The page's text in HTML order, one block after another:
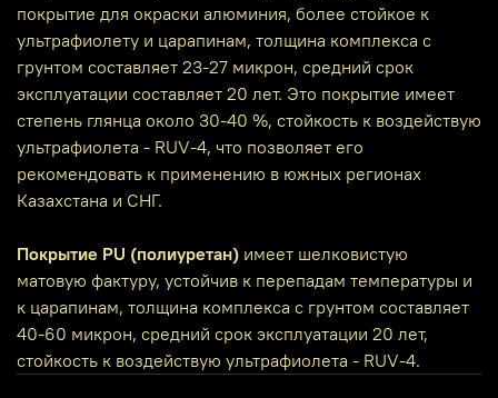
покрытие для окраски алюминия, более стойкое к
ультрафиолету и царапинам, толщина комплекса с
грунтом составляет 23-27 микрон, средний срок
эксплуатации составляет 20 лет. Это покрытие имеет
степень глянца около 30-40 %, стойкость к воздействую
ультрафиолета - RUV-4, что позволяет его
рекомендовать к применению в южных регионах
Казахстана и СНГ.
Покрытие PU (полиуретан) имеет шелковистую
матовую фактуру, устойчив к перепадам температуры и
к царапинам, толщина комплекса с грунтом составляет
40-60 микрон, средний срок эксплуатации 20 лет,
стойкость к воздействую ультрафиолета - RUV-4.